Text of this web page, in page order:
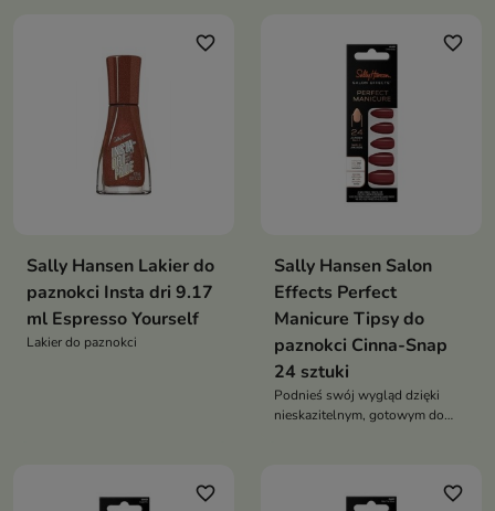
favorite_border
Sally Hansen Lakier do
paznokci Insta dri 9.17
ml Espresso Yourself
Lakier do paznokci
favorite_border
Sally Hansen Salon
Effects Perfect
Manicure Tipsy do
paznokci Cinna-Snap
24 sztuki
Podnieś swój wygląd dzięki
nieskazitelnym, gotowym do
favorite_border favorite_border